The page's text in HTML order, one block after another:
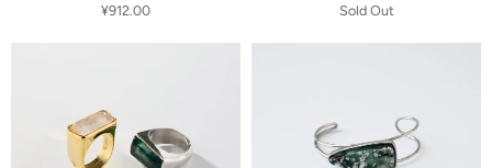
¥912.00 Sold Out